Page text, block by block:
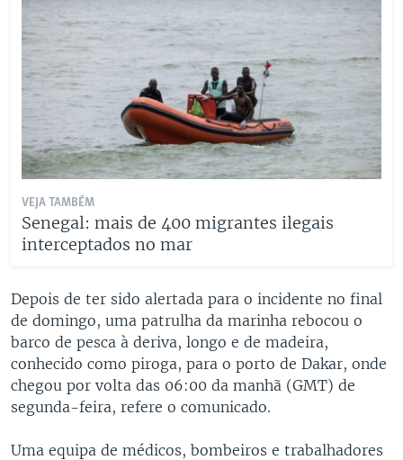
VEJA TAMBÉM
Senegal: mais de 400 migrantes ilegais
interceptados no mar
Depois de ter sido alertada para o incidente no final
de domingo, uma patrulha da marinha rebocou o
barco de pesca à deriva, longo e de madeira,
conhecido como piroga, para o porto de Dakar, onde
chegou por volta das 06:00 da manhã (GMT) de
segunda-feira, refere o comunicado.
Uma equipa de médicos, bombeiros e trabalhadores